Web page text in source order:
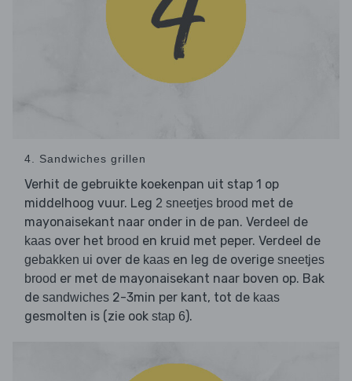
4. Sandwiches grillen
Verhit de gebruikte koekenpan uit stap 1 op
middelhoog vuur. Leg 2 sneetjes brood met de
mayonaisekant naar onder in de pan. Verdeel de
kaas over het brood en kruid met peper. Verdeel de
gebakken ui over de kaas en leg de overige sneetjes
brood er met de mayonaisekant naar boven op. Bak
de sandwiches 2-3min per kant, tot de kaas
gesmolten is (zie ook stap 6).